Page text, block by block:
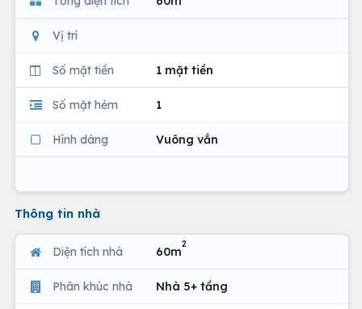
Vị trí
Số mặt tiền 1 mặt tiền
Số mặt hẻm 1
Hình dáng Vuông vắn
Thông tin nhà
Diện tích nhà 60m
2
Phân khúc nhà Nhà 5+ tầng